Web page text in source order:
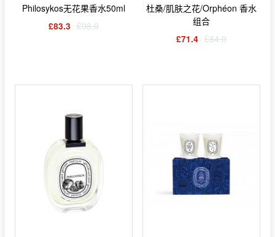
Philosykos无花果香水50ml
£83.3 £98.0
杜桑/肌肤之花/Orphéon 香水
组合
£71.4 £84.0